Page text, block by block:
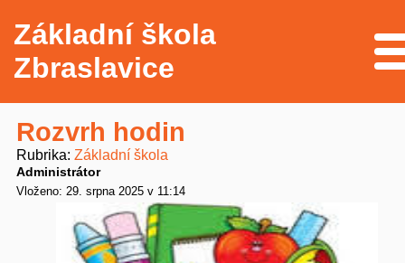
Základní škola
Zbraslavice
Rozvrh hodin
Rubrika Základní škola
Administrátor
Vloženo: 29. srpna 2025 v 11:14